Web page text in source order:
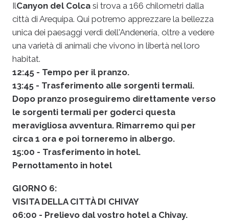
IlCanyon del Colca si trova a 166 chilometri dalla
città di Arequipa. Qui potremo apprezzare la bellezza
unica dei paesaggi verdi dell'Andenería, oltre a vedere
una varietà di animali che vivono in libertà nel loro
habitat.
12:45 - Tempo per il pranzo.
13:45 - Trasferimento alle sorgenti termali.
Dopo pranzo proseguiremo direttamente verso
le sorgenti termali per goderci questa
meravigliosa avventura. Rimarremo qui per
circa 1 ora e poi torneremo in albergo.
15:00 - Trasferimento in hotel.
Pernottamento in hotel
GIORNO 6:
VISITA DELLA CITTÀ DI CHIVAY
06:00 - Prelievo dal vostro hotel a Chivay.